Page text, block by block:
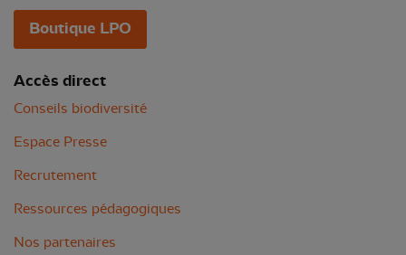
Boutique LPO
Accès direct
Conseils biodiversité
Espace Presse
Recrutement
Ressources pédagogiques
Nos partenaires